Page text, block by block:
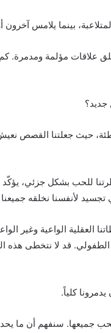
بينما يلامس آخرون
علاقات مؤلمة ومدمرة.
جديد؟
حيث جعلتنا القصص
للحب بشكل جزئي، يؤكّد
تجسيد لأنفسنا نخلقه
العقلية الواعية وغير
قد لا نتخطى هذه
كلياً.
جميعها. سنفهم أن ما